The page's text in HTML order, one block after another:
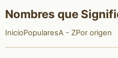
Nombres que
InicioPopularesA - ZPor origen